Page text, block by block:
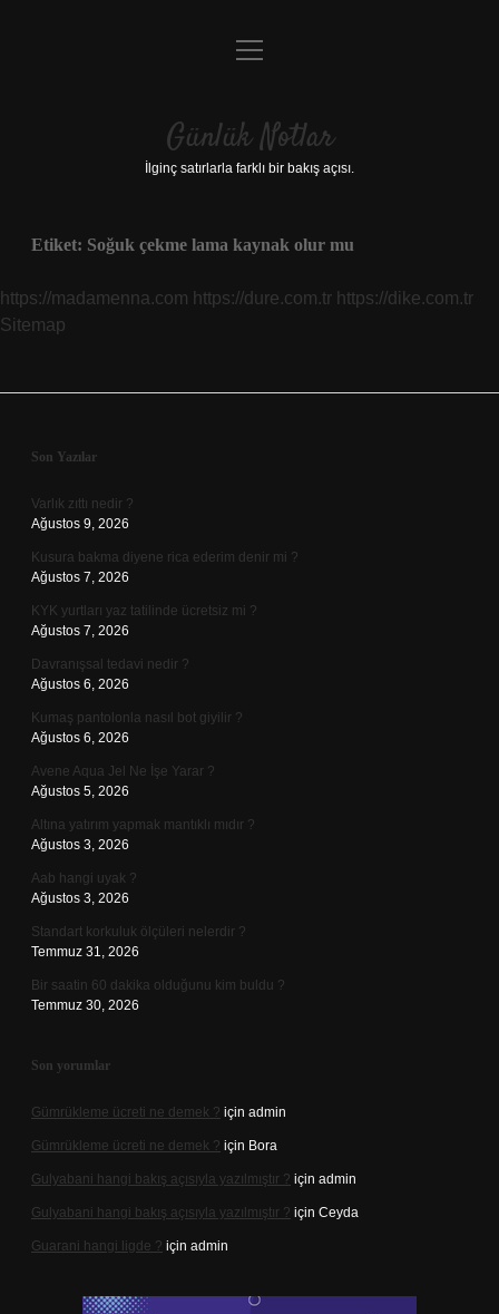
Anasayfa
Yasal Uyarı
menüyü
Günlük Notlar
İlginç satırlarla farklı bir bakış açısı.
Etiket: Soğuk çekme lama kaynak olur mu
https://madamenna.com https://dure.com.tr https://dike.com.tr
Sitemap
Sidebar
Son Yazılar
Varlık zıttı nedir ?
Ağustos 9, 2026
Kusura bakma diyene rica ederim denir mi ?
Ağustos 7, 2026
KYK yurtları yaz tatilinde ücretsiz mi ?
Ağustos 7, 2026
Davranışsal tedavi nedir ?
Ağustos 6, 2026
Kumaş pantolonla nasıl bot giyilir ?
Ağustos 6, 2026
Avene Aqua Jel Ne İşe Yarar ?
Ağustos 5, 2026
Altına yatırım yapmak mantıklı mıdır ?
Ağustos 3, 2026
Aab hangi uyak ?
Ağustos 3, 2026
Standart korkuluk ölçüleri nelerdir ?
Temmuz 31, 2026
Bir saatin 60 dakika olduğunu kim buldu ?
Temmuz 30, 2026
Son yorumlar
Gümrükleme ücreti ne demek ? için admin
Gümrükleme ücreti ne demek ? için Bora
Gulyabani hangi bakış açısıyla yazılmıştır ? için admin
Gulyabani hangi bakış açısıyla yazılmıştır ? için Ceyda
Guarani hangi ligde ? için admin